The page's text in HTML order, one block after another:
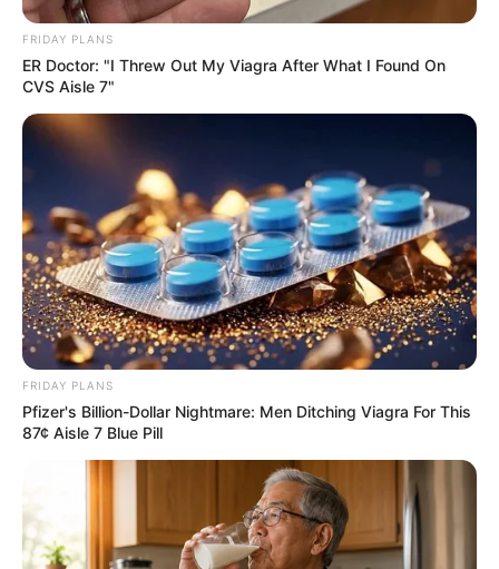
FRIDAY PLANS
ER Doctor: "I Threw Out My Viagra After What I Found On
CVS Aisle 7"
FRIDAY PLANS
Pfizer's Billion-Dollar Nightmare: Men Ditching Viagra For This
87¢ Aisle 7 Blue Pill